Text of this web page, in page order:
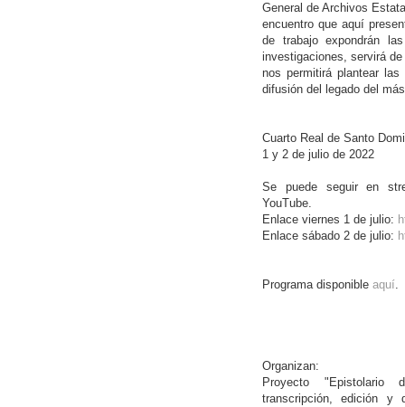
General de Archivos
encuentro que aquí
de trabajo expondrán
investigaciones, servirá
nos permitirá plantear
difusión del legado del
Cuarto Real de Santo
1 y 2 de julio de 2022
Se puede seguir en
YouTube.
Enlace viernes 1 de julio:
Enlace sábado 2 de julio:
Programa disponible aquí.
Organizan:
Proyecto "Epistolario
transcripción, edición y